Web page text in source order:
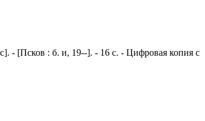
- [Псков : б. и, 19--]. - 16 с. - Цифровая копия с